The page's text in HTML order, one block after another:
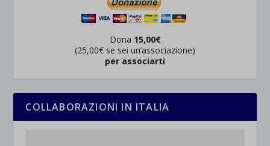
Dona 15,00€
(25,00€ se sei un’associazione)
per associarti
COLLABORAZIONI IN ITALIA